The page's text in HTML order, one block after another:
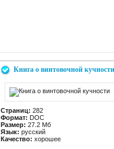
Книга о винтовочной кучности
Страниц: 282
Формат: DOC
Размер: 27.2 Мб
Язык: русский
Качество: хорошее